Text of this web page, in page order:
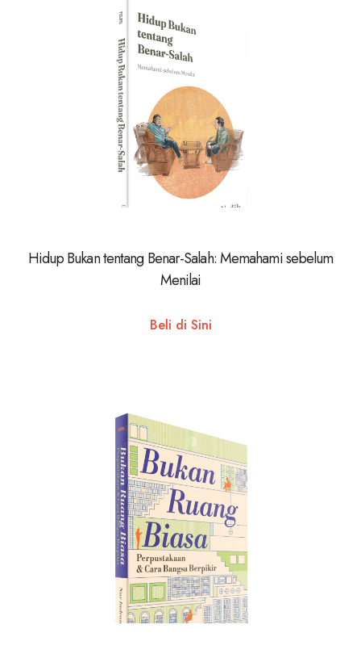
Hidup Bukan tentang Benar-Salah: Memahami sebelum
Menilai
Beli di Sini